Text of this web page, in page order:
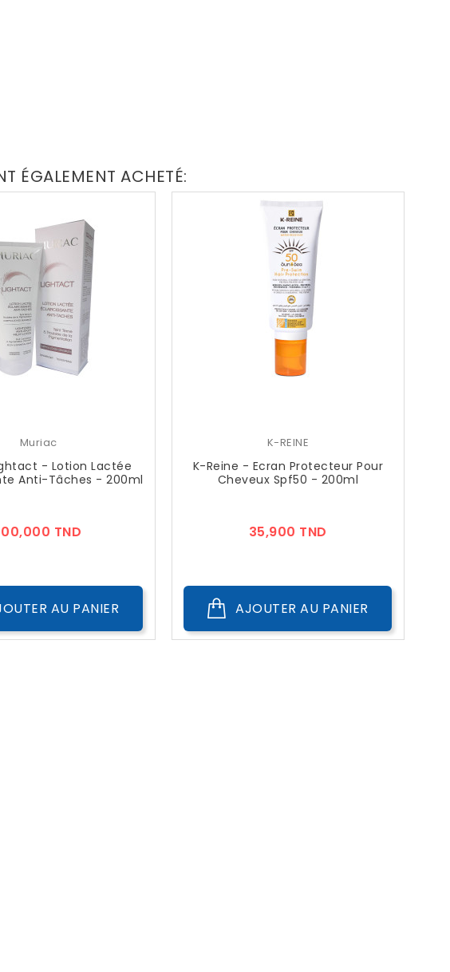
ÉGALEMENT ACHETÉ:
Muriac
- Lotion Lactée
Anti-Tâches - 200ml
TND
AU PANIER
K-REINE
K-Reine - Ecran Protecteur Pour
Cheveux Spf50 - 200ml
35,900 TND
AJOUTER AU PANIER